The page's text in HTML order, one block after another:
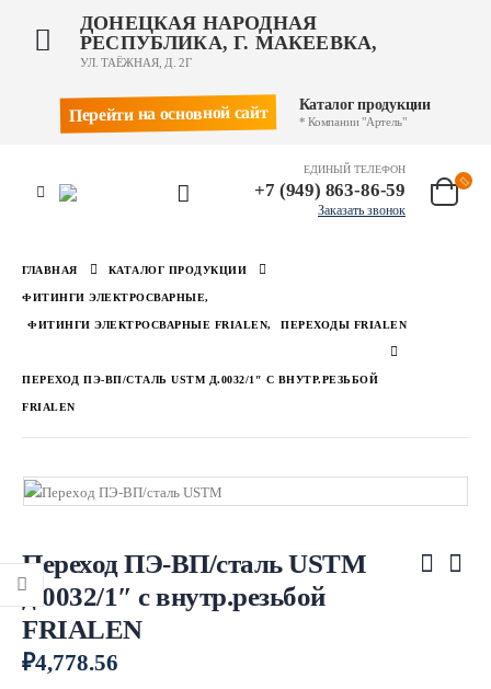
ДОНЕЦКАЯ НАРОДНАЯ
РЕСПУБЛИКА, Г. МАКЕЕВКА,
УЛ. ТАЁЖНАЯ, Д. 2Г
Перейти на основной сайт Каталог продукции
* Компании "Артель"
ЕДИНЫЙ ТЕЛЕФОН
+7 (949) 863-86-59
Заказать звонок
ГЛАВНАЯ КАТАЛОГ ПРОДУКЦИИ
ФИТИНГИ ЭЛЕКТРОСВАРНЫЕ,
ФИТИНГИ ЭЛЕКТРОСВАРНЫЕ FRIALEN, ПЕРЕХОДЫ FRIALEN
ПЕРЕХОД ПЭ-ВП/СТАЛЬ USTM Д.0032/1″ С ВНУТР.РЕЗЬБОЙ
FRIALEN
Переход ПЭ-ВП/сталь USTM
д.0032/1″ с внутр.резьбой
FRIALEN
₽4,778.56